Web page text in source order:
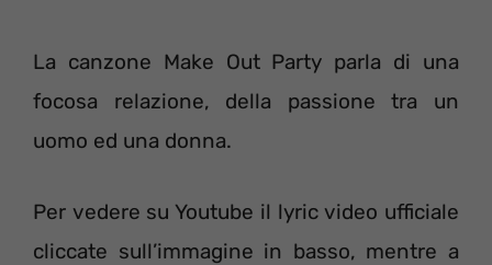
La canzone Make Out Party parla di una
focosa relazione, della passione tra un
uomo ed una donna.
Per vedere su Youtube il lyric video ufficiale
cliccate sull’immagine in basso, mentre a